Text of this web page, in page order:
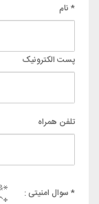
* نام
پست الکترونیک
تلفن همراه
* سوال امنیتی :